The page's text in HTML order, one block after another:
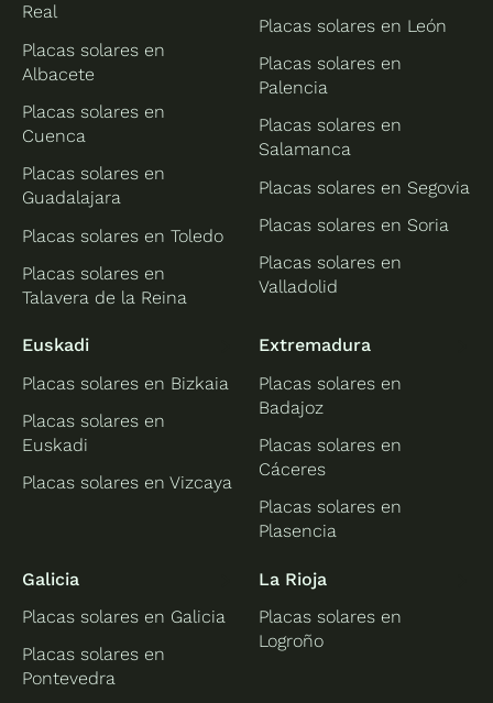
Real
Placas solares en
Albacete
Placas solares en
Cuenca
Placas solares en
Guadalajara
Placas solares en Toledo
Placas solares en
Talavera de la Reina
Placas solares en León
Placas solares en
Palencia
Placas solares en
Salamanca
Placas solares en Segovia
Placas solares en Soria
Placas solares en
Valladolid
Euskadi
Placas solares en Bizkaia
Placas solares en
Euskadi
Placas solares en Vizcaya
Extremadura
Placas solares en
Badajoz
Placas solares en
Cáceres
Placas solares en
Plasencia
Galicia
Placas solares en Galicia
Placas solares en
Pontevedra
La Rioja
Placas solares en
Logroño